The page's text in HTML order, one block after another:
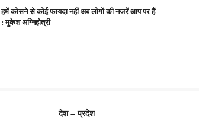
हमें कोसने से कोई फायदा नहीं अब लोगों की नजरें आप पर हैं
: मुकेश अग्निहोत्री
देश – प्रदेश